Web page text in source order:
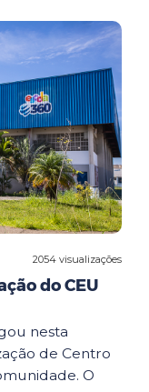
2054 visualizações
do CEU
nesta
de Centro
O